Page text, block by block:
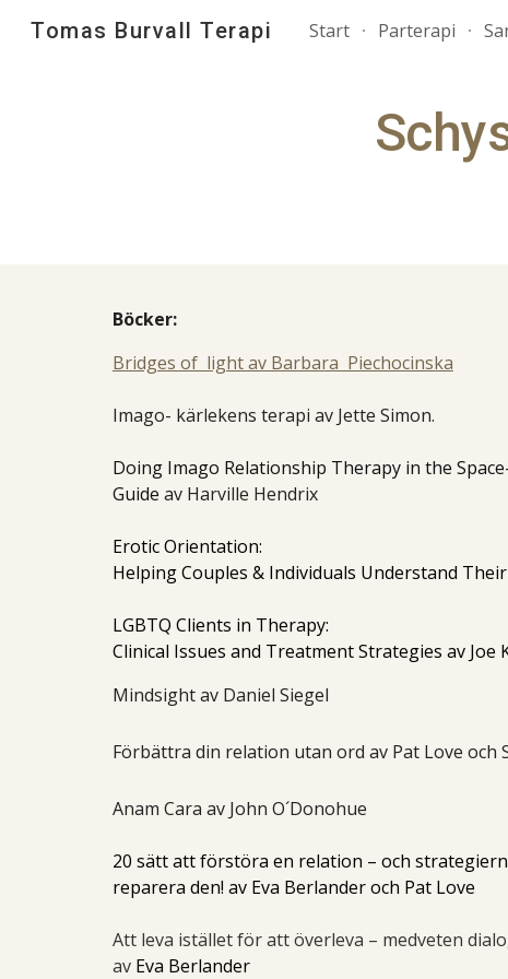
Tomas Burvall Terapi Start Parterapi
Böcker:
Bridges of light av Barbara Piechocinska
Imago- kärlekens terapi av Jette Simon.
Doing Imago Relationship Therapy in the
Guide av Harville Hendrix
Erotic Orientation:
Helping Couples & Individuals Understand
LGBTQ Clients in Therapy:
Clinical Issues and Treatment Strategies av Joe
Mindsight av Daniel Siegel
Förbättra din relation utan ord av Pat Love och
Anam Cara av John O´Donohue
20 sätt att förstöra en relation – och
reparera den! av Eva Berlander och Pat Love
Att leva istället för att överleva – medveten
av Eva Berlander